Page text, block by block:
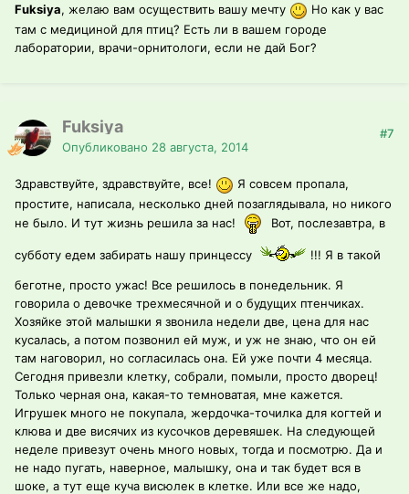
Fuksiya, желаю вам осуществить вашу мечту
Но как у вас
там с медициной для птиц? Есть ли в вашем городе
лаборатории, врачи-орнитологи, если не дай Бог?
Fuksiya
Опубликовано 28 августа, 2014
#7
Здравствуйте, здравствуйте, все!
Я совсем пропала,
простите, написала, несколько дней позаглядывала, но никого
не было. И тут жизнь решила за нас!
Вот, послезавтра, в
субботу едем забирать нашу принцессу !!! Я в такой
беготне, просто ужас! Все решилось в понедельник. Я
говорила о девочке трехмесячной и о будущих птенчиках.
Хозяйке этой малышки я звонила недели две, цена для нас
кусалась, а потом позвонил ей муж, и уж не знаю, что он ей
там наговорил, но согласилась она. Ей уже почти 4 месяца.
Сегодня привезли клетку, собрали, помыли, просто дворец!
Только черная она, какая-то темноватая, мне кажется.
Игрушек много не покупала, жердочка-точилка для когтей и
клюва и две висячих из кусочков деревяшек. На следующей
неделе привезут очень много новых, тогда и посмотрю. Да и
не надо пугать, наверное, малышку, она и так будет вся в
шоке, а тут еще куча висюлек в клетке. Или все же надо,